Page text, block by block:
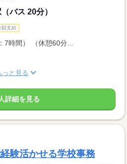
バス 20分）
額支給
時間） （休憩60分...
っと見る
詳細を見る
験活かせる学校事務